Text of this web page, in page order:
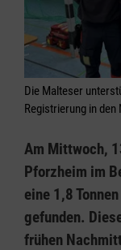
Die Malteser
Registrierung in
Am Mittwoch,
Pforzheim im
eine 1,8
gefunden.
frühen